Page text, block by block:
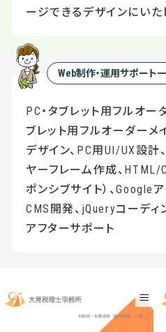
ージできるデザインにいた
Web制作・運用サポート
PC・タブレット用フルオー
ブレット用フルオーダーメ
デザイン、PC用UI/UX設計
ヤーフレーム作成、HTML/
ポンシブサイト）、Google
CMS開発、jQueryコーディ
アフターサポート